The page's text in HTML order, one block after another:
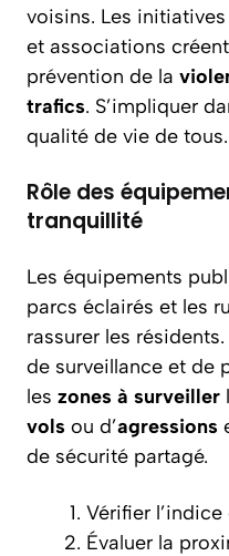
voisins. Les
et associations
prévention de la
trafics. S’impliquer
qualité de vie de tous.
Rôle des
tranquillité
Les équipements
parcs éclairés et les
rassurer les
de surveillance et de
les zones à surveiller
vols ou d’agressions
de sécurité partagé.
Vérifier
Évaluer la